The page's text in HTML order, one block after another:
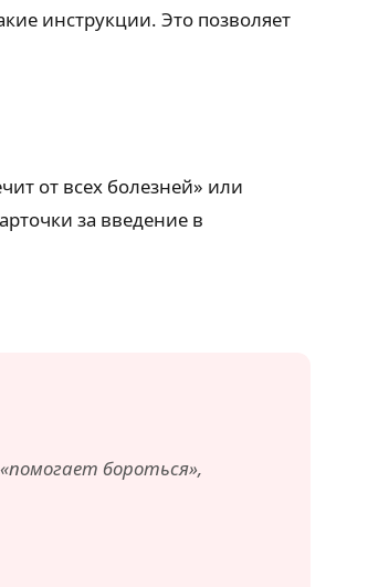
инструкции. Это позволяет
от всех болезней» или
за введение в
бороться»,